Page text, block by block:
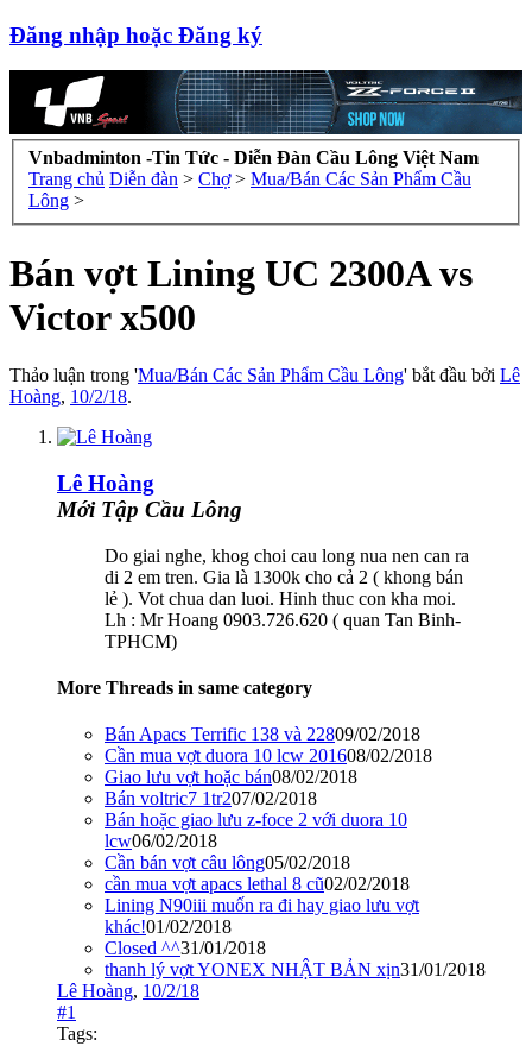
Đăng nhập hoặc Đăng ký
Vnbadminton -Tin Tức - Diễn Đàn Cầu Lông Việt Nam
Trang chủ Diễn đàn > Chợ > Mua/Bán Các Sản Phẩm Cầu
Lông >
Bán vợt Lining UC 2300A vs
Victor x500
Thảo luận trong 'Mua/Bán Các Sản Phẩm Cầu Lông' bắt đầu bởi Lê
Hoàng, 10/2/18.
Lê Hoàng
Mới Tập Cầu Lông
Do giai nghe, khog choi cau long nua nen can ra
di 2 em tren. Gia là 1300k cho cả 2 ( khong bán
lẻ ). Vot chua dan luoi. Hinh thuc con kha moi.
Lh : Mr Hoang 0903.726.620 ( quan Tan Binh-
TPHCM)
More Threads in same category
Bán Apacs Terrific 138 và 22809/02/2018
Cần mua vợt duora 10 lcw 201608/02/2018
Giao lưu vợt hoặc bán08/02/2018
Bán voltric7 1tr207/02/2018
Bán hoặc giao lưu z-foce 2 với duora 10
lcw06/02/2018
Cần bán vợt câu lông05/02/2018
cần mua vợt apacs lethal 8 cũ02/02/2018
Lining N90iii muốn ra đi hay giao lưu vợt
khác!01/02/2018
Closed ^^31/01/2018
thanh lý vợt YONEX NHẬT BẢN xịn31/01/2018
Lê Hoàng, 10/2/18
#1
Tags: